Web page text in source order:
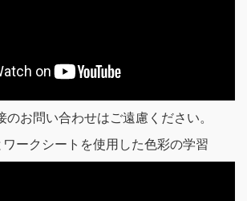
お問い合わせはご遠慮ください。
ークシートを使用した色彩の学習